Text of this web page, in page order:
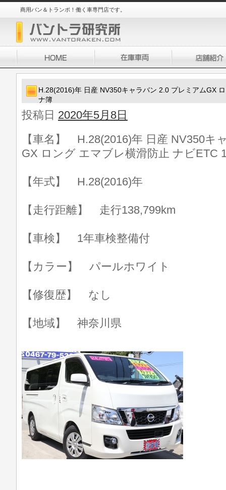
商用バン＆トランポ！働く車専門店です。
H.28(2016)年 日産 NV350キャラバン 2.0 プレミアムGX
ナ簿
投稿日 2020年5月8日
【車名】 H.28(2016)年 日産 NV350キ
GX ロング エマブレ横滑防止 ナビETC
【年式】 H.28(2016)年
【走行距離】 走行138,799km
【車検】 1年車検整備付
【カラー】 パールホワイト
【修復歴】 なし
【地域】 神奈川県